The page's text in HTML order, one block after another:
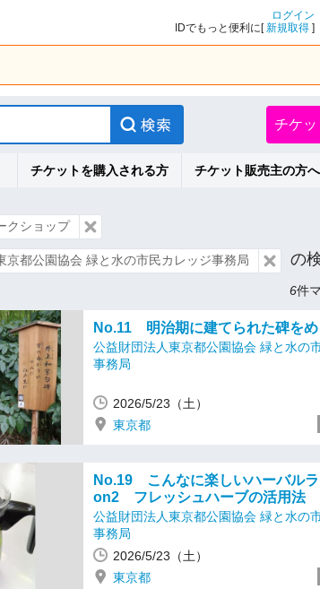
ログイン
IDでもっと便利に[新規取得 ]
チケ
チケットを購入される方 チケット販売主の方へ
クショップ
京都公園協会 緑と水の市民カレッジ事務局 の
6件
No.11 明治期に建てられた碑をめ
公益財団法人東京都公園協会 緑と水の
事務局
2026/5/23（土）
東京都
No.19 こんなに楽しいハーバル
on2 フレッシュハーブの活用法
公益財団法人東京都公園協会 緑と水の
事務局
2026/5/23（土）
東京都